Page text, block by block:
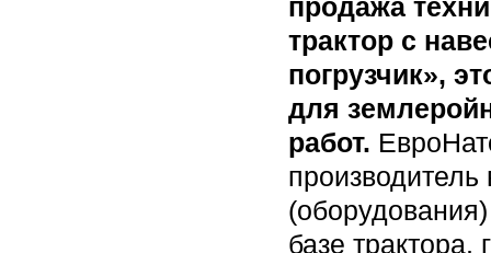
продажа
трактор с
погрузчик»,
для
работ.
базе